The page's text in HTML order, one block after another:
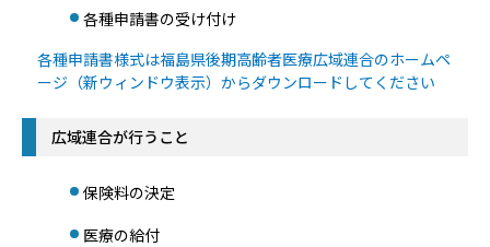
各種申請書の受け付け
各種申請書様式は福島県後期高齢者医療広域連合のホームペ
ージ（新ウィンドウ表示）からダウンロードしてください
広域連合が行うこと
保険料の決定
医療の給付